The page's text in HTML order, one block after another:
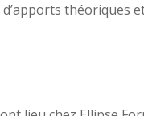
théoriques